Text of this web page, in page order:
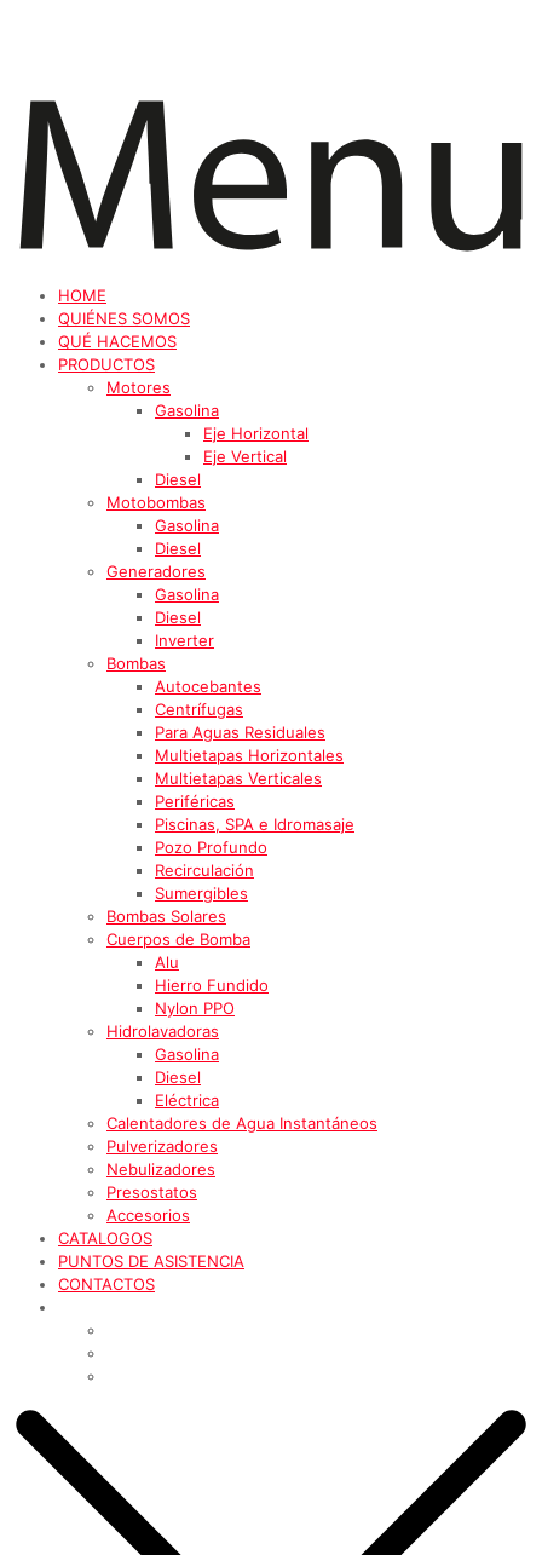
HOME
QUIÉNES SOMOS
QUÉ HACEMOS
PRODUCTOS
Motores
Gasolina
Eje Horizontal
Eje Vertical
Diesel
Motobombas
Gasolina
Diesel
Generadores
Gasolina
Diesel
Inverter
Bombas
Autocebantes
Centrífugas
Para Aguas Residuales
Multietapas Horizontales
Multietapas Verticales
Periféricas
Piscinas, SPA e Idromasaje
Pozo Profundo
Recirculación
Sumergibles
Bombas Solares
Cuerpos de Bomba
Alu
Hierro Fundido
Nylon PPO
Hidrolavadoras
Gasolina
Diesel
Eléctrica
Calentadores de Agua Instantáneos
Pulverizadores
Nebulizadores
Presostatos
Accesorios
CATALOGOS
PUNTOS DE ASISTENCIA
CONTACTOS